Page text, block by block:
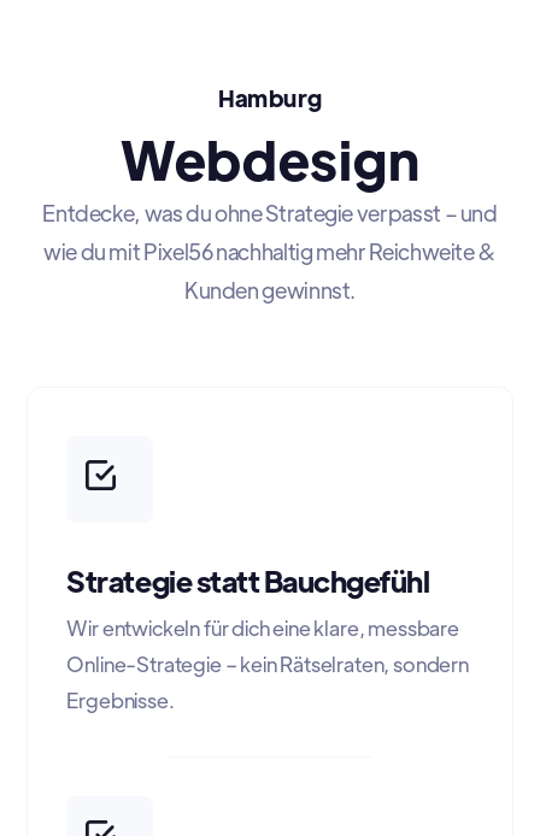
Hamburg
Webdesign
Entdecke, was du ohne Strategie verpasst – und
wie du mit Pixel56 nachhaltig mehr Reichweite &
Kunden gewinnst.
Strategie statt Bauchgefühl
Wir entwickeln für dich eine klare, messbare
Online-Strategie – kein Rätselraten, sondern
Ergebnisse.